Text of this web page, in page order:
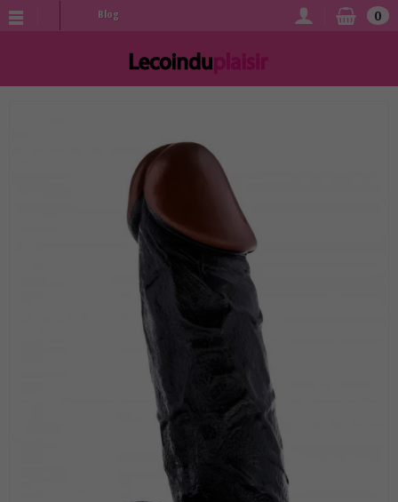
Blog 0